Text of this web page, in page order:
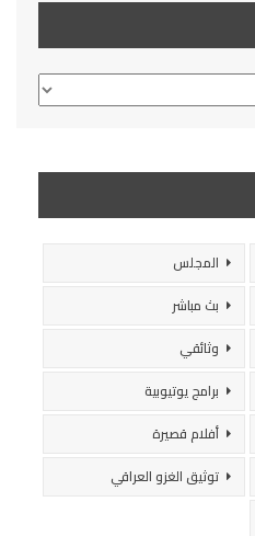
المجلس
بث مباشر
وثائقي
برامج يوتيوبية
أفلام قصيرة
توثيق الغزو العراقي